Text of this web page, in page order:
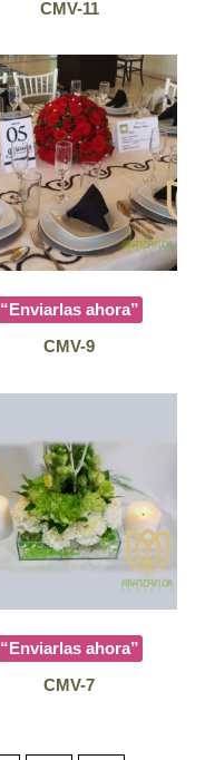
CMV-11
“Enviarlas ahora”
CMV-9
“Enviarlas ahora”
CMV-7